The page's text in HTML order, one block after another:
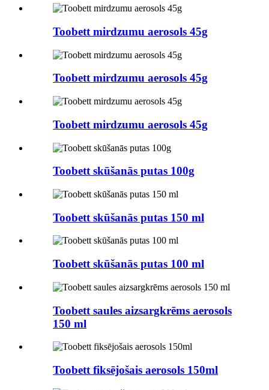
Toobett mirdzumu aerosols 45g
Toobett mirdzumu aerosols 45g
Toobett mirdzumu aerosols 45g
Toobett skūšanās putas 100g
Toobett skūšanās putas 150 ml
Toobett skūšanās putas 100 ml
Toobett saules aizsargkrēms aerosols
150 ml
Toobett fiksējošais aerosols 150ml